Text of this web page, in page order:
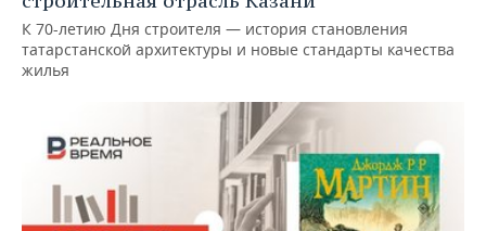
К 70-летию Дня строителя — история становления
татарстанской архитектуры и новые стандарты качества
жилья